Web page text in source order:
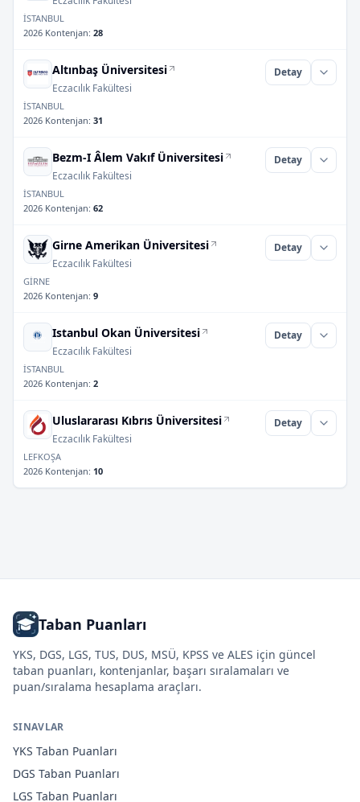
İSTANBUL
2026 Kontenjan: 28
Altınbaş Üniversitesi
Eczacılık Fakültesi
Detay
İSTANBUL
2026 Kontenjan: 31
Bezm-I Âlem Vakıf Üniversitesi
Eczacılık Fakültesi
Detay
İSTANBUL
2026 Kontenjan: 62
Girne Amerikan Üniversitesi
Eczacılık Fakültesi
Detay
GİRNE
2026 Kontenjan: 9
Istanbul Okan Üniversitesi
Eczacılık Fakültesi
Detay
İSTANBUL
2026 Kontenjan: 2
Uluslararası Kıbrıs Üniversitesi
Eczacılık Fakültesi
Detay
LEFKOŞA
2026 Kontenjan: 10
Taban Puanları
YKS, DGS, LGS, TUS, DUS, MSÜ, KPSS ve ALES için güncel
taban puanları, kontenjanlar, başarı sıralamaları ve
puan/sıralama hesaplama araçları.
SINAVLAR
YKS Taban Puanları
DGS Taban Puanları
LGS Taban Puanları